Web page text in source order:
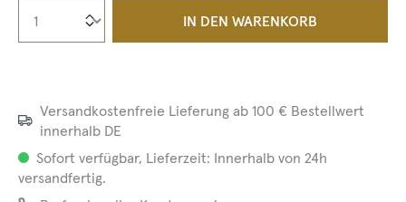
Produkt Anzahl: Gib den
IN DEN WARENKORB
Versandkostenfreie Lieferung ab 100 € Bestellwert
innerhalb DE
Sofort verfügbar, Lieferzeit: Innerhalb von 24h
versandfertig.